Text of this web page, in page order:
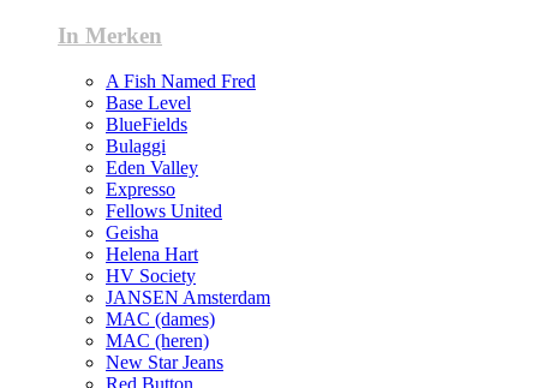
In Merken
A Fish Named Fred
Base Level
BlueFields
Bulaggi
Eden Valley
Expresso
Fellows United
Geisha
Helena Hart
HV Society
JANSEN Amsterdam
MAC (dames)
MAC (heren)
New Star Jeans